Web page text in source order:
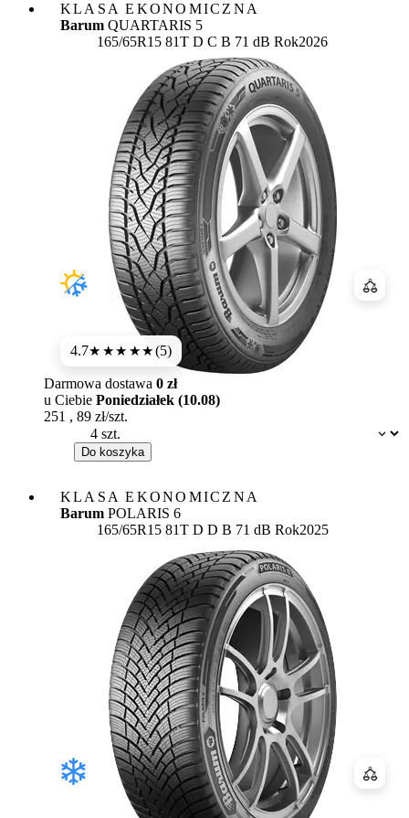
KLASA EKONOMICZNA
Barum QUARTARIS 5
165/65R15 81T Etykieta:
D C B 71 dB Rok2026
4.7★★★★★(5)
Dostępność:
Darmowa dostawa 0 zł
u Ciebie Poniedziałek (10.08)
251 , 89 zł/szt.
Do koszyka
KLASA EKONOMICZNA
Barum POLARIS 6
165/65R15 81T Etykieta:
D D B 71 dB Rok2025